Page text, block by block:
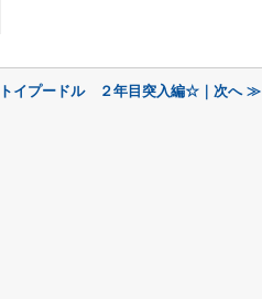
イプードル ２年目突入編☆｜次へ ≫